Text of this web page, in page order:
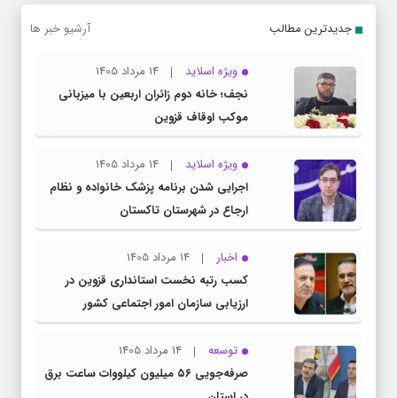
جدیدترین مطالب آرشیو خبر ها
ویژه اسلاید
14 مرداد 1405
نجف؛ خانه دوم زائران اربعین با میزبانی
موکب اوقاف قزوین
ویژه اسلاید
14 مرداد 1405
اجرایی شدن برنامه پزشک خانواده و نظام
ارجاع در شهرستان تاکستان
اخبار
14 مرداد 1405
کسب رتبه نخست استانداری قزوین در
ارزیابی سازمان امور اجتماعی کشور
توسعه
14 مرداد 1405
صرفه‌جویی ۵۶ میلیون کیلووات‌ ساعت برق